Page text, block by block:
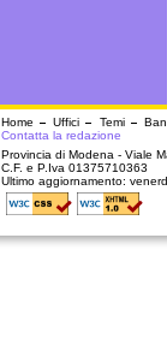
Home Uffici Temi
Contatta la redazione
Provincia di Modena - Viale
C.F. e P.Iva 01375710363
Ultimo aggiornamento: